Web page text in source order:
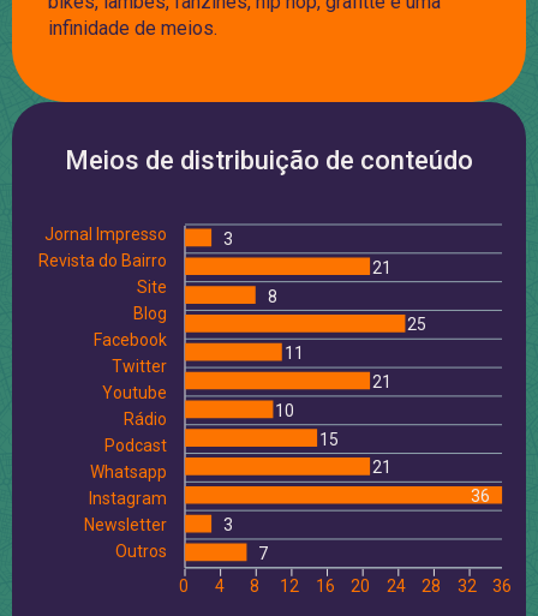
infinidade de meios.
Meios de distribuição de conteúdo
Jornal Impresso
Revista do Bairro
Site
Blog
Facebook
Twitter
Youtube
Rádio
Podcast
Whatsapp
Instagram
Newsletter
Outros
36
32
28
24
20
16
12
8
4
0
3
21
8
25
11
21
10
15
21
36
3
7